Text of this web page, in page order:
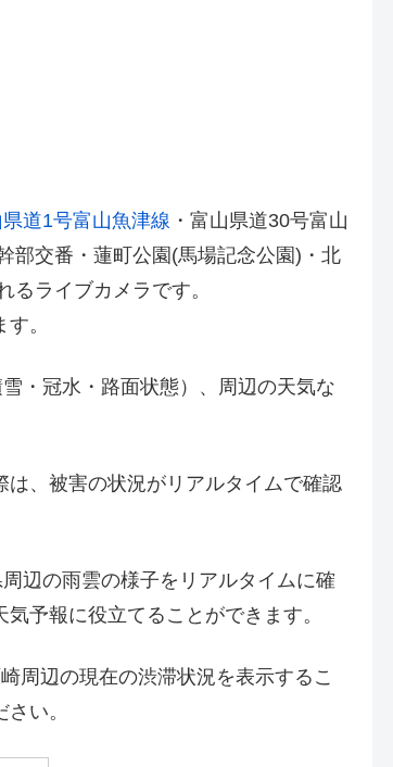
道1号富山魚津線 ・富山県道30号富山
部交番・蓮町公園(馬場記念公園)・北
ライブカメラです。
。
・冠水・路面状態）、周辺の天気な
、被害の状況がリアルタイムで確認
辺の雨雲の様子をリアルタイムに確
予報に役立てることができます。
周辺の現在の渋滞状況を表示するこ
い。